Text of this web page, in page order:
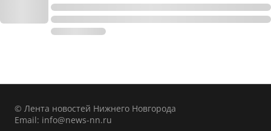
© Лента новостей Нижнего Новгорода
Email: info@news-nn.ru